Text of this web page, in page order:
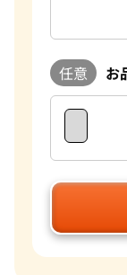
任意 お